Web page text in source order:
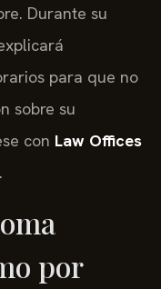
Durante su
para que no
sobre su
con Law Offices
.
por